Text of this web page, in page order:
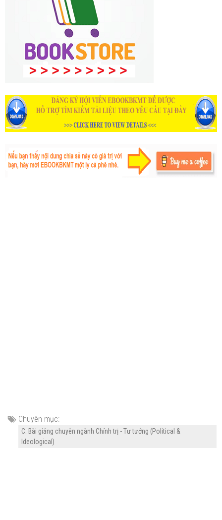
Chuyên mục:
C. Bài giảng chuyên ngành Chính trị - Tư tưởng (Political &
Ideological)